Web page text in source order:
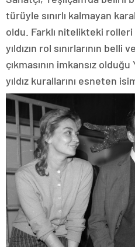
türüyle sınırlı kalmayan
oldu. Farklı nitelikteki rolleri
yıldızın rol sınırlarının belli
çıkmasının imkansız
yıldız kurallarını esneten